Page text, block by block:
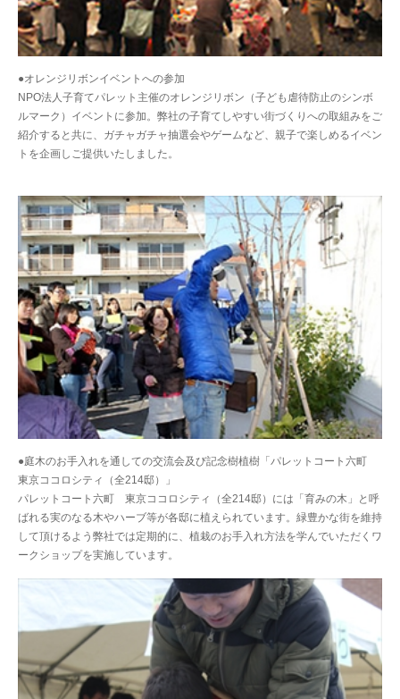
●オレンジリボンイベントへの参加
NPO法人子育てパレット主催のオレンジリボン（子ども虐待防止のシンボ
ルマーク）イベントに参加。弊社の子育てしやすい街づくりへの取組みをご
紹介すると共に、ガチャガチャ抽選会やゲームなど、親子で楽しめるイベン
トを企画しご提供いたしました。
●庭木のお手入れを通しての交流会及び記念樹植樹「パレットコート六町
東京ココロシティ（全214邸）」
パレットコート六町 東京ココロシティ（全214邸）には「育みの木」と呼
ばれる実のなる木やハーブ等が各邸に植えられています。緑豊かな街を維持
して頂けるよう弊社では定期的に、植栽のお手入れ方法を学んでいただくワ
ークショップを実施しています。